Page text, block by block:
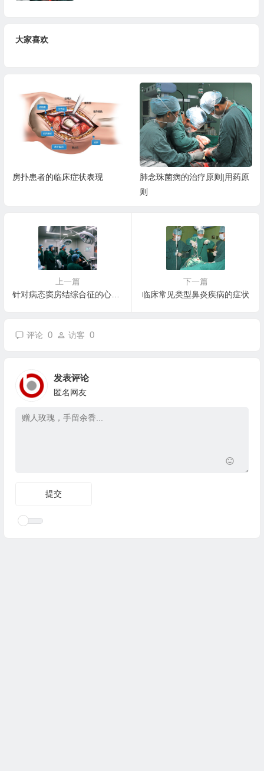
大家喜欢
房扑患者的临床症状表现
肺念珠菌病的治疗原则|用药原
则
上一篇
针对病态窦房结综合征的心电图检查
下一篇
临床常见类型鼻炎疾病的症状
评论 0 访客 0
发表评论
匿名网友